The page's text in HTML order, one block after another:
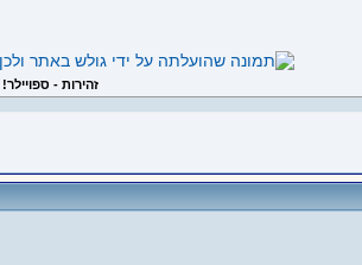
זהירות - ספויילר!